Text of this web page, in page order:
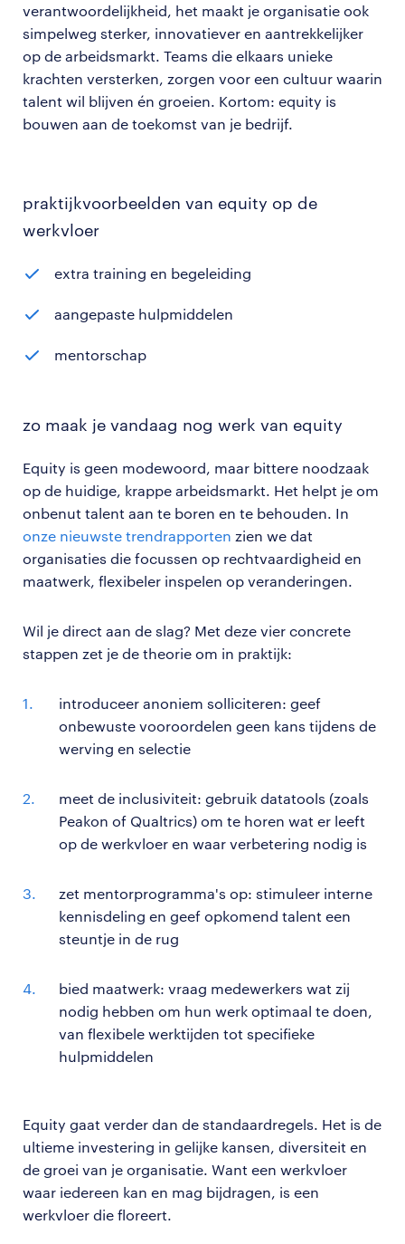
verantwoordelijkheid, het maakt je organisatie ook
simpelweg sterker, innovatiever en aantrekkelijker
op de arbeidsmarkt. Teams die elkaars unieke
krachten versterken, zorgen voor een cultuur waarin
talent wil blijven én groeien. Kortom: equity is
bouwen aan de toekomst van je bedrijf.
praktijkvoorbeelden van equity op de
werkvloer
extra training en begeleiding
aangepaste hulpmiddelen
mentorschap
zo maak je vandaag nog werk van equity
Equity is geen modewoord, maar bittere noodzaak
op de huidige, krappe arbeidsmarkt. Het helpt je om
onbenut talent aan te boren en te behouden. In
onze nieuwste trendrapporten zien we dat
organisaties die focussen op rechtvaardigheid en
maatwerk, flexibeler inspelen op veranderingen.
Wil je direct aan de slag? Met deze vier concrete
stappen zet je de theorie om in praktijk:
introduceer anoniem solliciteren: geef
onbewuste vooroordelen geen kans tijdens de
werving en selectie
meet de inclusiviteit: gebruik datatools (zoals
Peakon of Qualtrics) om te horen wat er leeft
op de werkvloer en waar verbetering nodig is
zet mentorprogramma's op: stimuleer interne
kennisdeling en geef opkomend talent een
steuntje in de rug
bied maatwerk: vraag medewerkers wat zij
nodig hebben om hun werk optimaal te doen,
van flexibele werktijden tot specifieke
hulpmiddelen
Equity gaat verder dan de standaardregels. Het is de
ultieme investering in gelijke kansen, diversiteit en
de groei van je organisatie. Want een werkvloer
waar iedereen kan en mag bijdragen, is een
werkvloer die floreert.